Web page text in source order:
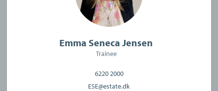
Emma Seneca Jensen
Trainee
6220 2000
ESE@estate.dk